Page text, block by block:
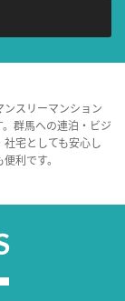
スリーマンション
群馬への連泊・ビジ
宅としても安心し
利です。